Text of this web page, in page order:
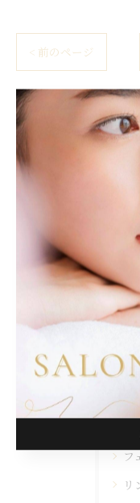
< 前のページ
#
#リラクゼーシ
全
フ
リ